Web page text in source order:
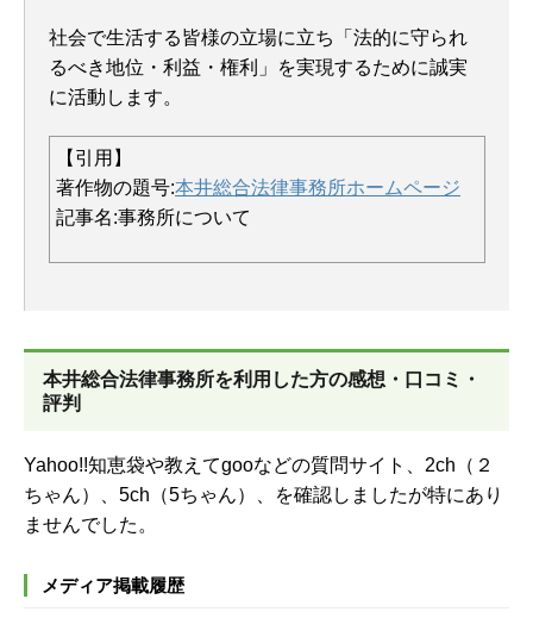
社会で生活する皆様の立場に立ち「法的に守られ
るべき地位・利益・権利」を実現するために誠実
に活動します。
【引用】
著作物の題号:本井総合法律事務所ホームページ
記事名:事務所について
本井総合法律事務所を利用した方の感想・口コミ・
評判
Yahoo!!知恵袋や教えてgooなどの質問サイト、 2ch（２
ちゃん）、5ch（5ちゃん）、を確認しましたが特にあり
ませんでした。
メディア掲載履歴